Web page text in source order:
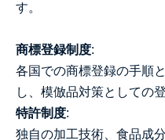
す。
商標登録制度:
各国での商標登録の手順
し、模倣品対策としての
特許制度:
独自の加工技術、食品成